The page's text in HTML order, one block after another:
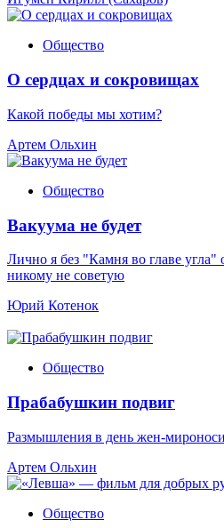
Общество
О сердцах и сокровищах
Какой победы мы хотим?
Артем Ольхин
Общество
Вакуума не будет
Лично я без "Камня во главе угла"
никому не советую
Юрий Котенок
Общество
Прабабушкин подвиг
Размышления в день жен-
Артем Ольхин
Общество